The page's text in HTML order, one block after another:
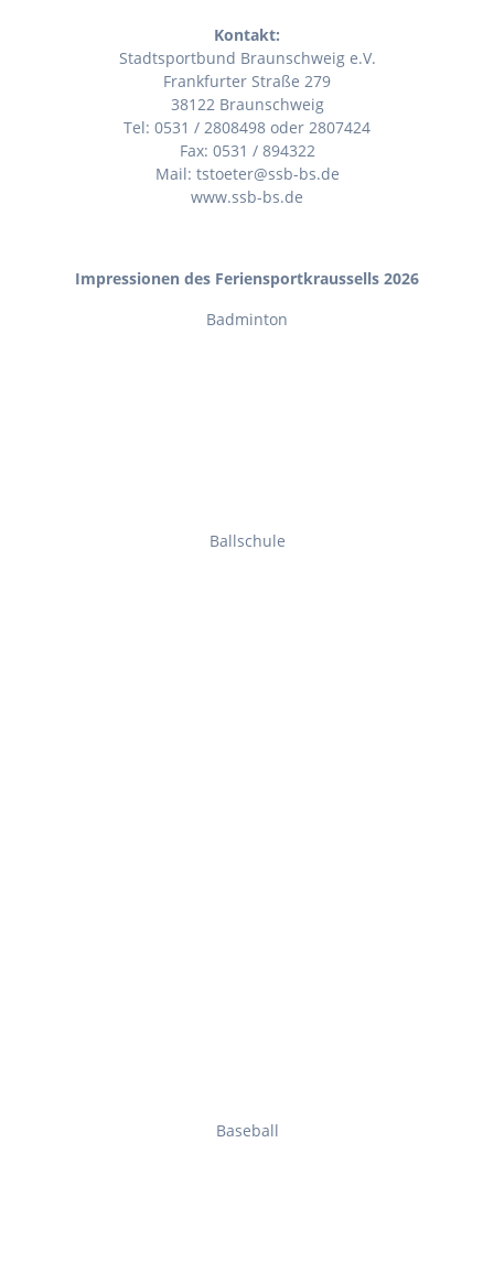
Kontakt:
Stadtsportbund Braunschweig e.V.
Frankfurter Straße 279
38122 Braunschweig
Tel: 0531 / 2808498 oder 2807424
Fax: 0531 / 894322
Mail: tstoeter@ssb-bs.de
www.ssb-bs.de
Impressionen des Feriensportkraussells 2026
Badminton
Ballschule
Baseball